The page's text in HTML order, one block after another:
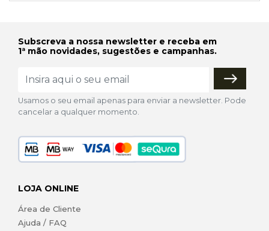
Subscreva a nossa newsletter e receba em
1ª mão novidades, sugestões e campanhas.
Usamos o seu email apenas para enviar a newsletter. Pode
cancelar a qualquer momento.
LOJA ONLINE
Área de Cliente
Ajuda / FAQ